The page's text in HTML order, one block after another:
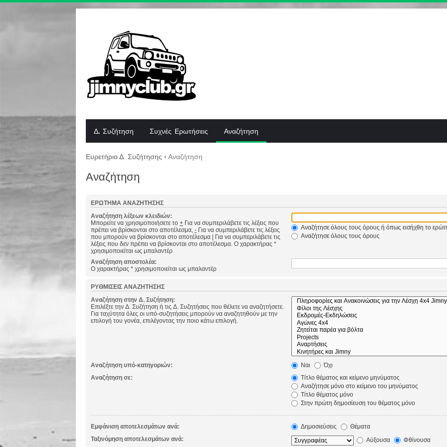
Δ. Συζήτηση Συχνές Ερωτήσεις Αναζήτηση
Ευρετήριο Δ. Συζήτησης ‹ Αναζήτηση
Αναζήτηση
ΕΡΏΤΗΜΑ ΑΝΑΖΉΤΗΣΗΣ
Αναζήτηση λέξεων κλειδιών:
Μπορείτε να χρησιμοποιήσετε το + Για να συμπεριλάβετε τις λέξεις που
πρέπει να βρίσκονται στο αποτέλεσμα, - Για να συμπεριλάβετε τις λέξεις
που μπορούν να βρίσκονται στο αποτέλεσμα | Για να συμπεριλάβετε τις
λέξεις που δεν πρέπει να βρίσκονται στο αποτέλεσμα. Ο χαρακτήρας *
χρησιμοποιείται ως μπαλαντέρ
Αναζήτησε όλους τους όρους ή όπως εισήχθη το
Αναζήτησε όλους τους όρους
Αναζήτηση αποστολέα:
Ο χαρακτήρας * χρησιμοποιείται ως μπαλαντέρ
ΡΥΘΜΊΣΕΙΣ ΑΝΑΖΉΤΗΣΗΣ
Αναζήτηση στην Δ. Συζήτηση:
Επιλέξτε την Δ. Συζήτηση ή τις Δ. Συζητήσεις που θέλετε να αναζητήσετε.
Για ταχύτητα όλες οι υπό-συζητήσεις μπορούν να αναζητηθούν με την
επιλογή του γονέα, επιλέγοντας την ποιο κάτω επιλογή.
Αναζήτηση υπό-κατηγοριών: Ναι
Όχι
Αναζήτηση σε:
Τίτλο θέματος και κείμενο μηνύματος
Αναζήτησε μόνο στο κείμενο του μηνύματος
Τίτλο θέματος μόνο
Στην πρώτη δημοσίευση του θέματος μόνο
Εμφάνιση αποτελεσμάτων ανά: Δημοσιεύσεις
Θέματα
Ταξινόμηση αποτελεσμάτων ανά:
Αύξουσα Φθίνουσα